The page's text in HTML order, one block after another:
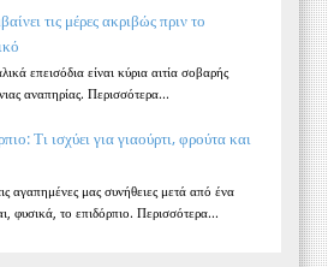
τις μέρες ακριβώς πριν το
επεισόδια είναι κύρια αιτία σοβαρής
αναπηρίας. Περισσότερα...
Τι ισχύει για γιαούρτι, φρούτα και
αγαπημένες μας συνήθειες μετά από ένα
φυσικά, το επιδόρπιο. Περισσότερα...